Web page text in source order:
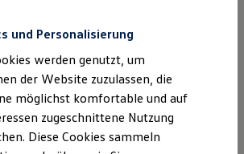
Gebrauchtwagen
& Garantien
the rights to use, copy, modify,
and to permit persons to
is furnished to do so, subject to
notice and this permission
und Personalisierung
werden genutzt, um
der Website zuzulassen, die
möglichst komfortable und auf
zugeschnittene Nutzung
Diese Cookies sammeln